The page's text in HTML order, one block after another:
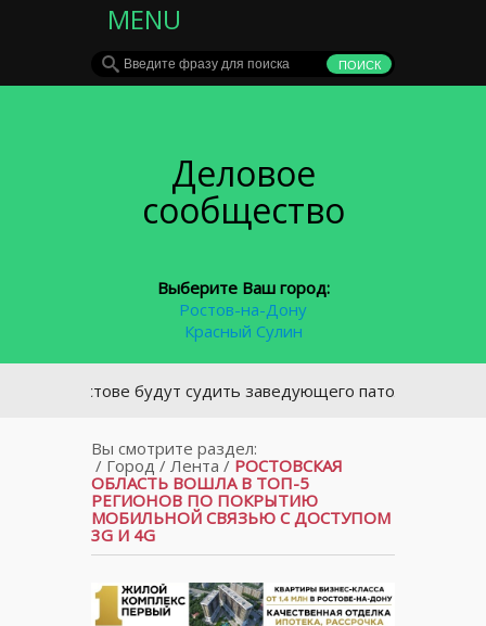
MENU
Деловое
сообщество
Выберите Ваш город:
Ростов-на-Дону
Красный Сулин
В Ростове будут судить заведующего
Вы смотрите раздел:
/ Город/ Лента / РОСТОВСКАЯ
ОБЛАСТЬ ВОШЛА В ТОП-5
РЕГИОНОВ ПО ПОКРЫТИЮ
МОБИЛЬНОЙ СВЯЗЬЮ С ДОСТУПОМ
3G И 4G